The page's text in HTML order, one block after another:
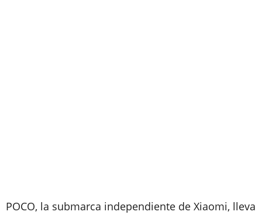
POCO, la submarca independiente de Xiaomi, lleva